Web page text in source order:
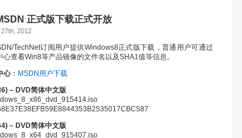
正式版下载正式开放
2012
TechNet订阅用户提供Windows8正式版下载，普通用户可通过
心查看Win8等产品镜像的文件名以及SHA1值等信息。
心： MSDN用户下载
– DVD简体中文版
– DVD简体中文版